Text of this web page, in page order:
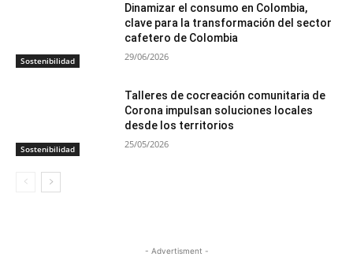
Sostenibilidad
Dinamizar el consumo en Colombia,
clave para la transformación del sector
cafetero de Colombia
29/06/2026
Sostenibilidad
Talleres de cocreación comunitaria de
Corona impulsan soluciones locales
desde los territorios
25/05/2026
- Advertisment -